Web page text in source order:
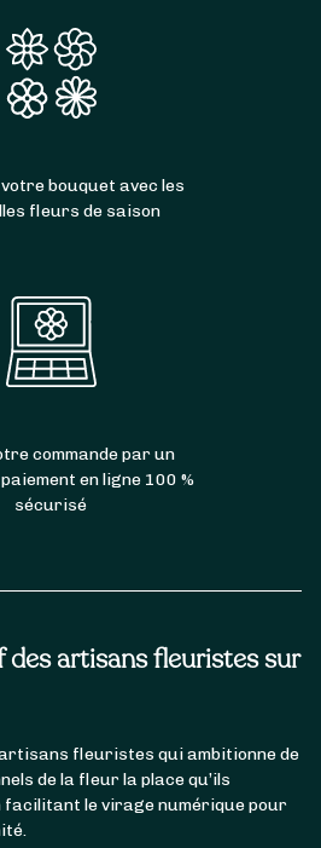
des artisans fleuristes sur
fleuristes qui ambitionne de
de la fleur la place qu’ils
le virage numérique pour
votre bouquet avec les
fleurs de saison
commande par un
en ligne 100 %
sécurisé